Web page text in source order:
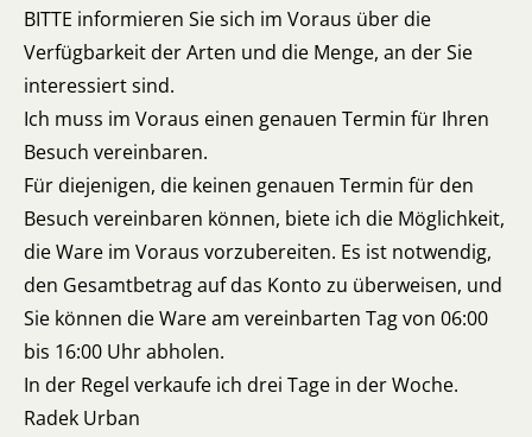
BITTE informieren Sie sich im Voraus über die
Verfügbarkeit der Arten und die Menge, an der Sie
interessiert sind.
Ich muss im Voraus einen genauen Termin für Ihren
Besuch vereinbaren.
Für diejenigen, die keinen genauen Termin für den
Besuch vereinbaren können, biete ich die Möglichkeit,
die Ware im Voraus vorzubereiten. Es ist notwendig,
den Gesamtbetrag auf das Konto zu überweisen, und
Sie können die Ware am vereinbarten Tag von 06:00
bis 16:00 Uhr abholen.
In der Regel verkaufe ich drei Tage in der Woche.
Radek Urban